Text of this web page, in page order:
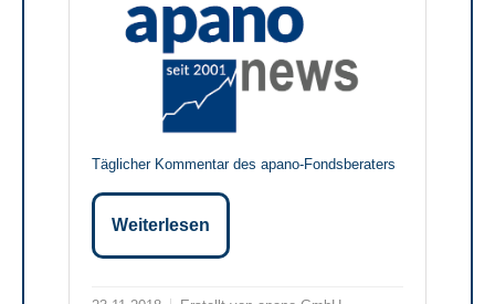
Täglicher Kommentar des apano-Fondsberaters
Weiterlesen